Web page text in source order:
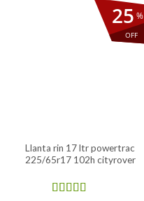
%
OFF
25
llanta rin 17 ltr powertrac
225/65r17 102h cityrover